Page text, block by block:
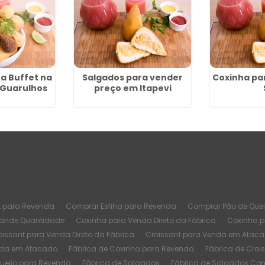
Buffet na
Salgados para vender
preço em Itapevi
Coxinha
Revenda Comprar Esfiha para Revenda Comprar Pão de
Quantidade Coxinha para Venda Direto da Fábrica
Coxinha
para Venda Direto da Fábrica Croissant para Venda em
em Atacado Fábrica de Coxinha para Revenda
Fábrica de
para Revenda Fábrica de Salgados Fábrica de Salgados